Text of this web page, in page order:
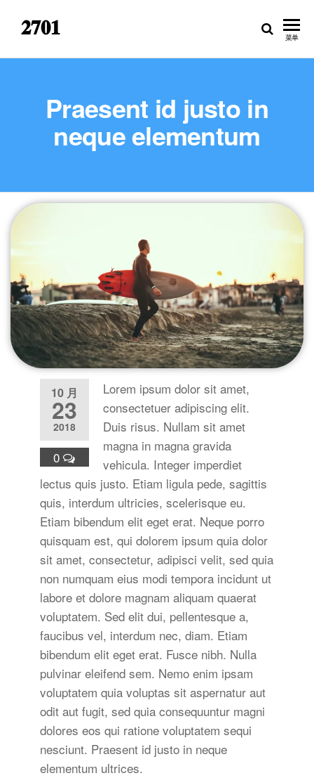
𝟐𝟕𝟎𝟏 菜单
Praesent id justo in
neque elementum
10 月
23
2018
0
Lorem ipsum dolor sit amet,
consectetuer adipiscing elit.
Duis risus. Nullam sit amet
magna in magna gravida
vehicula. Integer imperdiet
lectus quis justo. Etiam ligula pede, sagittis
quis, interdum ultricies, scelerisque eu.
Etiam bibendum elit eget erat. Neque porro
quisquam est, qui dolorem ipsum quia dolor
sit amet, consectetur, adipisci velit, sed quia
non numquam eius modi tempora incidunt ut
labore et dolore magnam aliquam quaerat
voluptatem. Sed elit dui, pellentesque a,
faucibus vel, interdum nec, diam. Etiam
bibendum elit eget erat. Fusce nibh. Nulla
pulvinar eleifend sem. Nemo enim ipsam
voluptatem quia voluptas sit aspernatur aut
odit aut fugit, sed quia consequuntur magni
dolores eos qui ratione voluptatem sequi
nesciunt. Praesent id justo in neque
elementum ultrices.